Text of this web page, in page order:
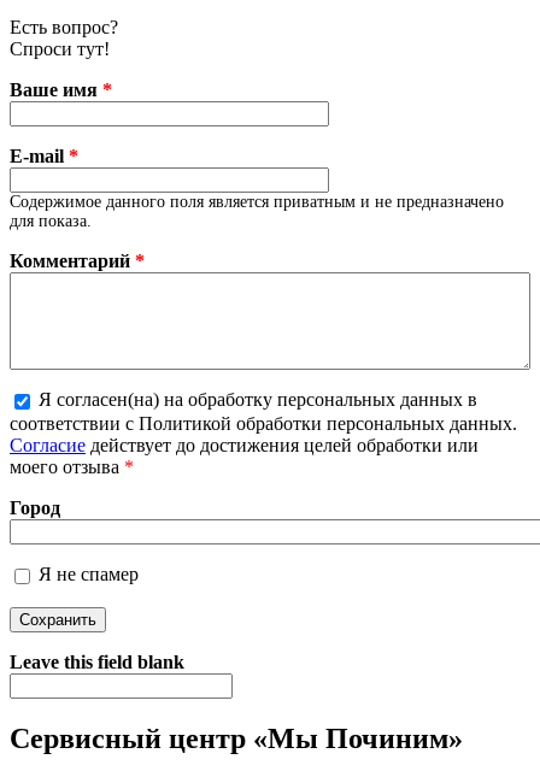
Есть вопрос?
Спроси тут!
Ваше имя *
E-mail *
Содержимое данного поля является приватным и не предназначено
для показа.
Комментарий *
Более подробная информация о текстовых форматах
Я согласен(на) на обработку персональных данных в
соответствии с Политикой обработки персональных данных.
Согласие действует до достижения целей обработки или
моего отзыва *
Город
Я не спамер
Я спамер
Leave this field blank
Сервисный центр «Мы Починим»